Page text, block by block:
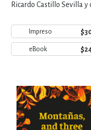
Ricardo Castillo Sevilla y
Impreso
eBook